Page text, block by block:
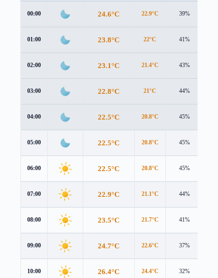
00:00 24.6°C 22.9°C 39%
01:00 23.8°C 22°C 41%
02:00 23.1°C 21.4°C 43%
03:00 22.8°C 21°C 44%
04:00 22.5°C 20.8°C 45%
05:00 22.5°C 20.8°C 45%
06:00 22.5°C 20.8°C 45%
07:00 22.9°C 21.1°C 44%
08:00 23.5°C 21.7°C 41%
09:00 24.7°C 22.6°C 37%
10:00 26.4°C 24.4°C 32%